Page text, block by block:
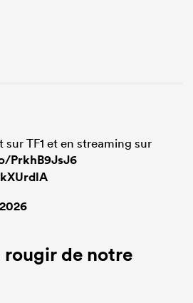
TF1 et en streaming sur
PrkhB9JsJ6
rougir de notre